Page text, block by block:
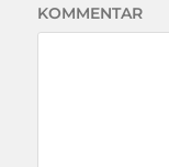
KOMMENTAR